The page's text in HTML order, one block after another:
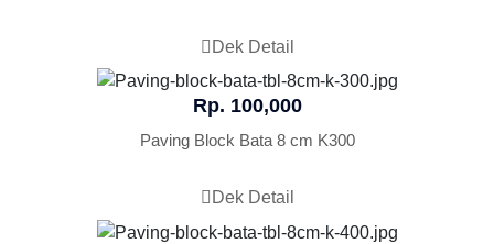
Dek Detail
Rp. 100,000
Paving Block Bata 8 cm K300
Dek Detail